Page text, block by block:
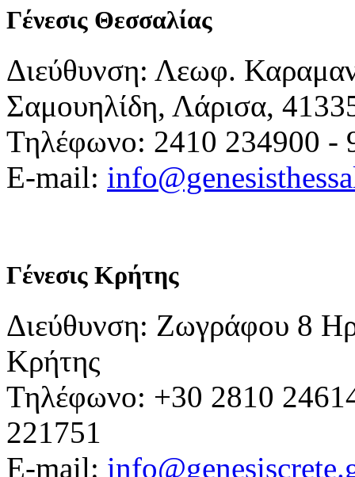
Γένεσις Θεσσαλίας
Διεύθυνση: Λεωφ.
Σαμουηλίδη, Λάρισα,
Τηλέφωνο: 2410 234900 -
E-mail:
Γένεσις Κρήτης
Διεύθυνση: Ζωγράφου 8
Κρήτης
Τηλέφωνο: +30 2810
221751
E-mail: